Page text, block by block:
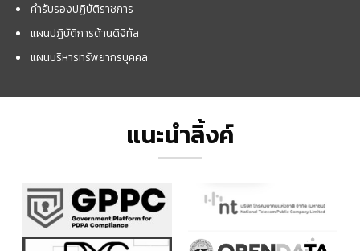
คำรับรองปฏิบัติราชการ
แผนปฏิบัติการด้านดิจิทัล
แผนบริหารทรัพยากรบุคคล
แนะนำลิ้งค์